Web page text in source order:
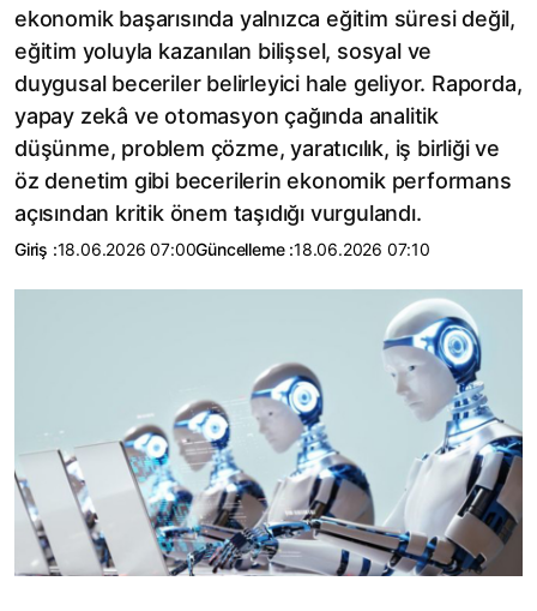
ekonomik başarısında yalnızca eğitim süresi değil,
eğitim yoluyla kazanılan bilişsel, sosyal ve
duygusal beceriler belirleyici hale geliyor. Raporda,
yapay zekâ ve otomasyon çağında analitik
düşünme, problem çözme, yaratıcılık, iş birliği ve
öz denetim gibi becerilerin ekonomik performans
açısından kritik önem taşıdığı vurgulandı.
Giriş :18.06.2026 07:00Güncelleme :18.06.2026 07:10